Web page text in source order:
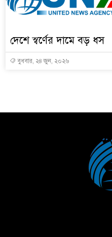
দেশে স্বর্ণের দামে বড় ধস
বুধবার, ২৪ জুন, ২০২৬